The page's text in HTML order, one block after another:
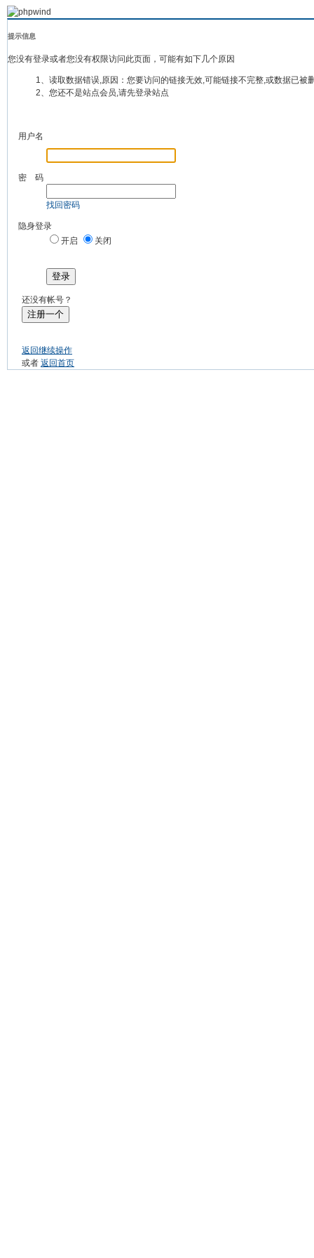
提示信息
您没有登录或者您没有权限访问此页面，可能有如下几个原因
1、读取数据错误,原因：您要访问的链接无效,可能链接不完整,或数据已被
2、您还不是站点会员,请先登录站点
用户名
密 码
找回密码
隐身登录
开启
关闭
登录
还没有帐号？
注册一个
返回继续操作
或者 返回首页